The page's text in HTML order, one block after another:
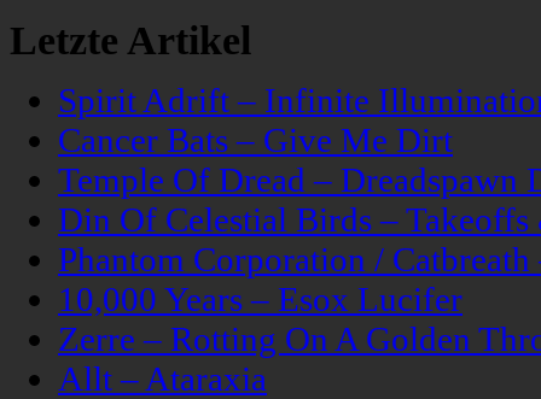
Letzte Artikel
Spirit Adrift – Infinite
Cancer Bats – Give Me Dirt
Temple Of Dread – Dreadspawn
Din Of Celestial Birds –
Phantom Corporation /
10,000 Years – Esox Lucifer
Zerre – Rotting On A Golden
Allt – Ataraxia